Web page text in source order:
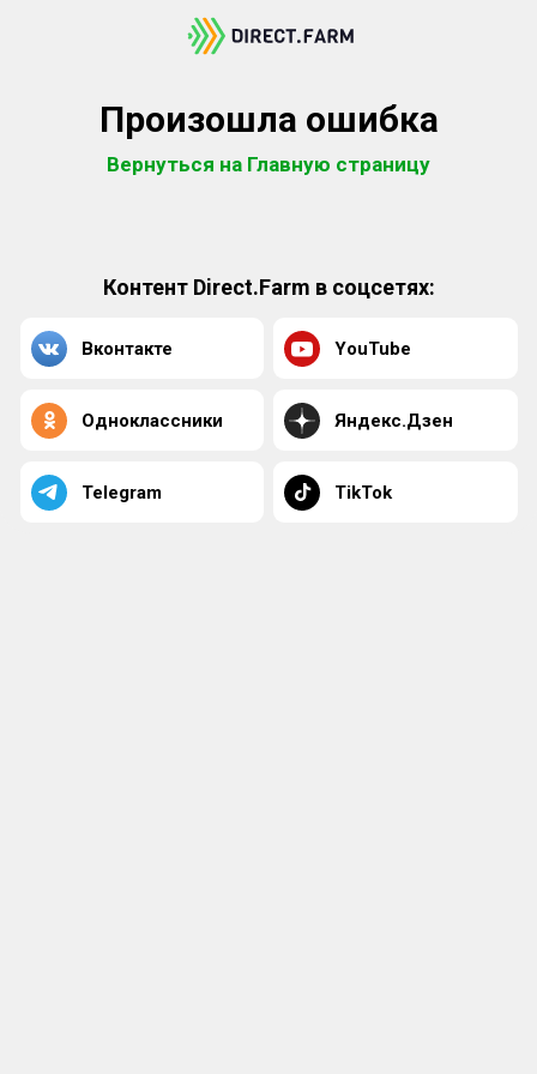
Произошла ошибка
Вернуться на Главную страницу
Контент Direct.Farm в соцсетях:
Вконтакте YouTube
Одноклассники Яндекс.Дзен
Telegram TikTok